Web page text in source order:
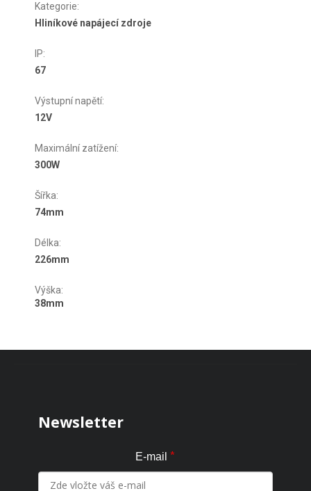
Kategorie:
Hliníkové napájecí zdroje
IP:
67
Výstupní napětí:
12V
Maximální zatížení:
300W
Šířka:
74mm
Délka:
226mm
Výška:
38mm
Newsletter
E-mail *